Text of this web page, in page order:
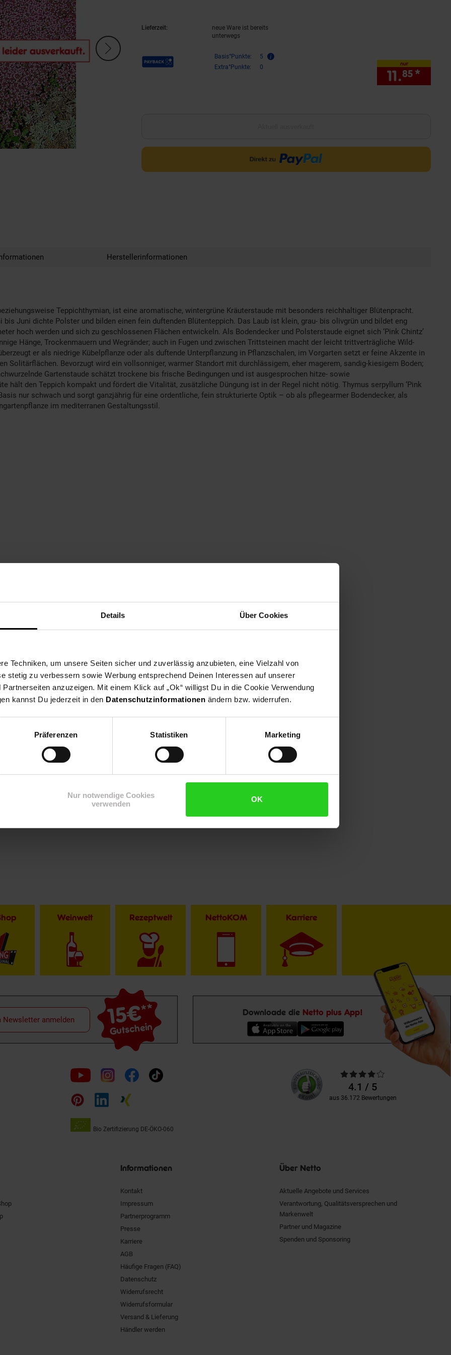
Details Über Cookies
Techniken, um unsere Seiten sicher und zuverlässig anzubieten, eine Vielzahl von
stetig zu verbessern sowie Werbung entsprechend Deinen Interessen auf unserer
anzuzeigen. Mit einem Klick auf „Ok“ willigst Du in die Cookie Verwendung
kannst Du jederzeit in den Datenschutzinformationen ändern bzw. widerrufen.
Präferenzen Statistiken Marketing
Nur notwendige Cookies
verwenden
OK
Lieferzeit:
neue Ware ist bereits
unterwegs
Payback Punkte Basis°Punkte:
5
Extra°Punkte:
0 nur
11.85 *
Herstellerinformationen
Teppichthymian, ist eine aromatische, wintergrüne Kräuterstaude mit besonders reichhaltiger Blütenpracht.
Juni dichte Polster und bilden einen fein duftenden Blütenteppich. Das Laub ist klein, grau- bis olivgrün und bildet eng
hoch werden und sich zu geschlossenen Flächen entwickeln. Als Bodendecker und Polsterstaude eignet sich ‘Pink Chintz’
Hänge, Trockenmauern und Wegränder; auch in Fugen und zwischen Trittsteinen macht der leicht trittverträgliche Wild-
er als niedrige Kübelpflanze oder als duftende Unterpflanzung in Pflanzschalen, im Vorgarten setzt er feine Akzente in
Solitärflächen. Bevorzugt wird ein vollsonniger, warmer Standort mit durchlässigem, eher magerem, sandig-kiesigem Boden;
Gartenstaude schätzt trockene bis frische Bedingungen und ist ausgesprochen hitze- sowie
hält den Teppich kompakt und fördert die Vitalität, zusätzliche Düngung ist in der Regel nicht nötig. Thymus serpyllum ‘Pink
nur schwach und sorgt ganzjährig für eine ordentliche, fein strukturierte Optik – ob als pflegearmer Bodendecker, als
im mediterranen Gestaltungsstil.
Bienenweide, Duftgarten, Kräutergarten
Weinwelt Rezeptwelt NettoKOM Karriere
15€**
Gutschein
Newsletter anmelden
Downloade die Netto plus App!
Folge
uns
auf
Bio Zertifizierung DE-ÖKO-060
Unsere
Kundenbewertungen
Durchschnittliche
Bewertungen4.1 / 5
aus 36.172 Bewertungen
Informationen
Kontakt
Impressum
Partnerprogramm
Presse
Karriere
AGB
Häufige Fragen (FAQ)
Datenschutz
Widerrufsrecht
Widerrufsformular
Versand & Lieferung
Händler werden
Über Netto
Aktuelle Angebote und Services
Verantwortung, Qualitätsversprechen und
Markenwelt
Partner und Magazine
Spenden und Sponsoring